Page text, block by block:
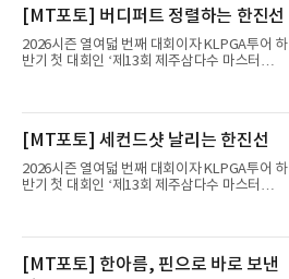
에서 경기하고 있다.
[MT포토] 버디퍼트 정렬하는 한진선
2026시즌 열여덟 번째 대회이자 KLPGA투어 하
반기 첫 대회인 ‘제13회 제주삼다수 마스터
트(파72/6,767야드)에서 열리고 있다.8일 현재
에서 경기하고 있다.
[MT포토] 세컨드샷 날리는 한진선
2026시즌 열여덟 번째 대회이자 KLPGA투어 하
반기 첫 대회인 ‘제13회 제주삼다수 마스터
트(파72/6,767야드)에서 열리고 있다.8일 현재
에서 경기하고 있다.
[MT포토] 한아름, 핀으로 바로 보낸